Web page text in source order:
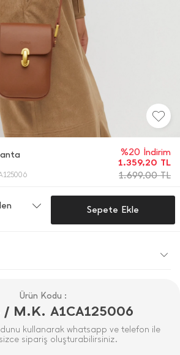
%20 İndirim
1.359,20 TL
1.699,00TL
Sepete Ekle
Ürün Kodu :
/ M.K. A1CA125006
kullanarak whatsapp ve telefon ile
sipariş oluşturabilirsiniz.